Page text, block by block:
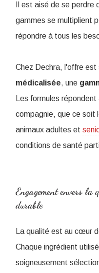
Il est aisé de se perdre
gammes se multiplient
répondre à tous les
Chez Dechra, l'offre est
médicalisée, une
Les formules
compagnie, que ce soit
animaux adultes et
conditions de santé
Engagement envers la
durable
La qualité est au cœur
Chaque ingrédient
soigneusement